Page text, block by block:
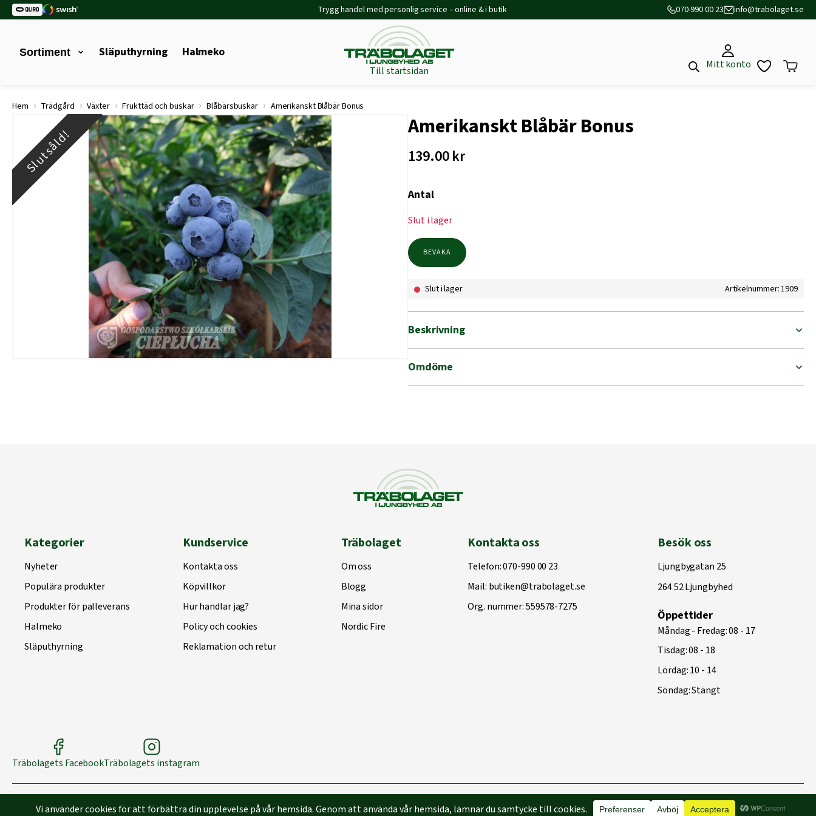
Trygg handel med personlig service – online & i butik 070-990 00 23 info@trabolaget.se
Sortiment Släputhyrning Halmeko
Till startsidan
Mitt konto
Hem › Trädgård › Växter › Frukttäd och buskar › Blåbärsbuskar › Amerikanskt Blåbär Bonus
Slutsåld! Amerikanskt Blåbär Bonus
139.00kr
Antal
Slut i lager
BEVAKA
Slut i lager Artikelnummer: 1909
Beskrivning
Omdöme
Kategorier
Nyheter
Populära produkter
Produkter för palleverans
Halmeko
Släputhyrning
Kundservice
Kontakta oss
Köpvillkor
Hur handlar jag?
Policy och cookies
Reklamation och retur
Träbolaget
Om oss
Blogg
Mina sidor
Nordic Fire
Kontakta oss
Telefon:070-990 00 23
Mail: butiken@trabolaget.se
Org. nummer: 559578-7275
Besök oss
Ljungbygatan 25
264 52 Ljungbyhed
Öppettider
Måndag - Fredag: 08 - 17
Tisdag: 08 - 18
Lördag: 10 - 14
Söndag: Stängt
Träbolagets FacebookTräbolagets instagram
Byggd med♥avCapace Media | Webbyrå Malmö